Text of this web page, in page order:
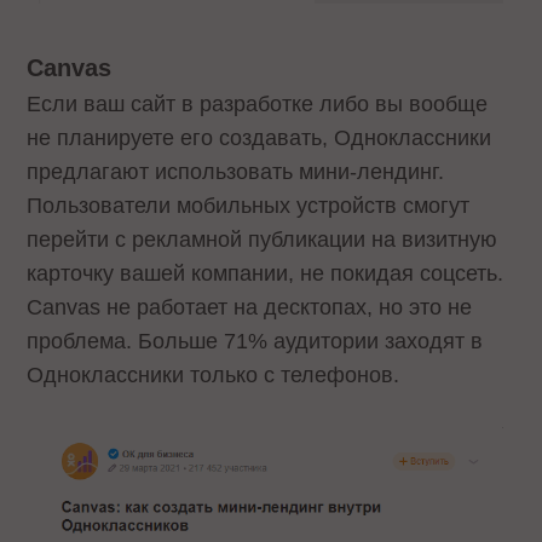
Canvas
Если ваш сайт в разработке либо вы вообще
не планируете его создавать, Одноклассники
предлагают использовать мини-лендинг.
Пользователи мобильных устройств смогут
перейти с рекламной публикации на визитную
карточку вашей компании, не покидая соцсеть.
Canvas не работает на десктопах, но это не
проблема. Больше 71% аудитории заходят в
Одноклассники только с телефонов.